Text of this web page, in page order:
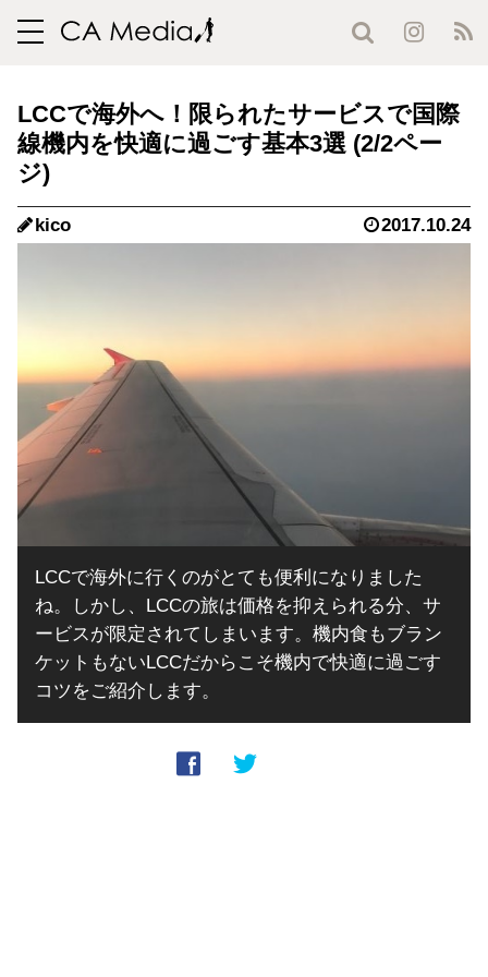
toggle
LCCで海外へ！限られたサービスで国際
線機内を快適に過ごす基本3選 (2/2ペー
ジ)
kico 2017.10.24
LCCで海外に行くのがとても便利になりました
ね。しかし、LCCの旅は価格を抑えられる分、サ
ービスが限定されてしまいます。機内食もブラン
ケットもないLCCだからこそ機内で快適に過ごす
コツをご紹介します。